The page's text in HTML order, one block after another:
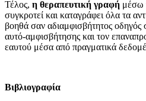
Τέλος, η θεραπευτική γραφή μέσω
συγκροτεί και καταγράφει όλα τα
βοηθά σαν αδιαμφισβήτητος οδηγός
αυτό-αμφισβήτησης και τον
εαυτού μέσα από πραγματικά
Βιβλιογραφία